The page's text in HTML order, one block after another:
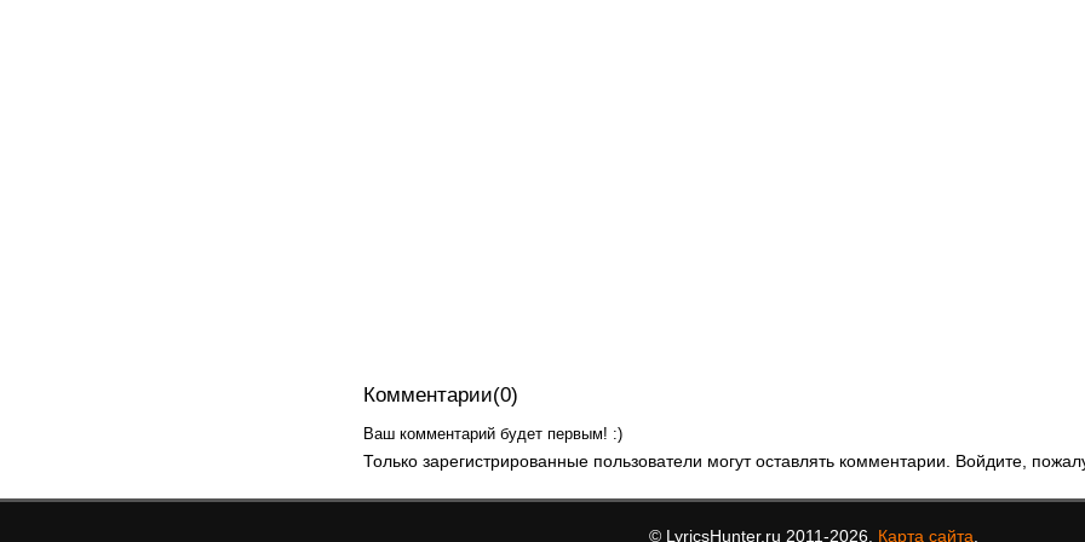
Комментарии(0)
Ваш комментарий будет первым! :)
Только зарегистрированные пользователи могут оставлять комментарии. Войдите,
© LyricsHunter.ru 2011-2026. Карта сайта